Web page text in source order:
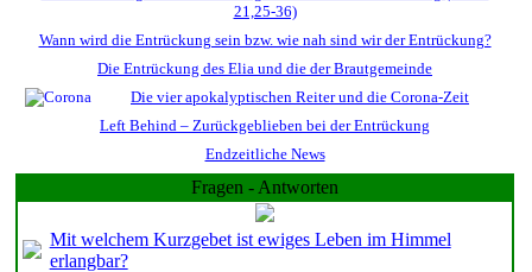
21,25-36)
Wann wird die Entrückung sein bzw. wie nah sind wir der Entrückung?
Die Entrückung des Elia und die der Brautgemeinde
Die vier apokalyptischen Reiter und die Corona-Zeit
Left Behind – Zurückgeblieben bei der Entrückung
Endzeitliche News
Fragen - Antworten
Mit welchem Kurzgebet ist ewiges Leben im Himmel
erlangbar?